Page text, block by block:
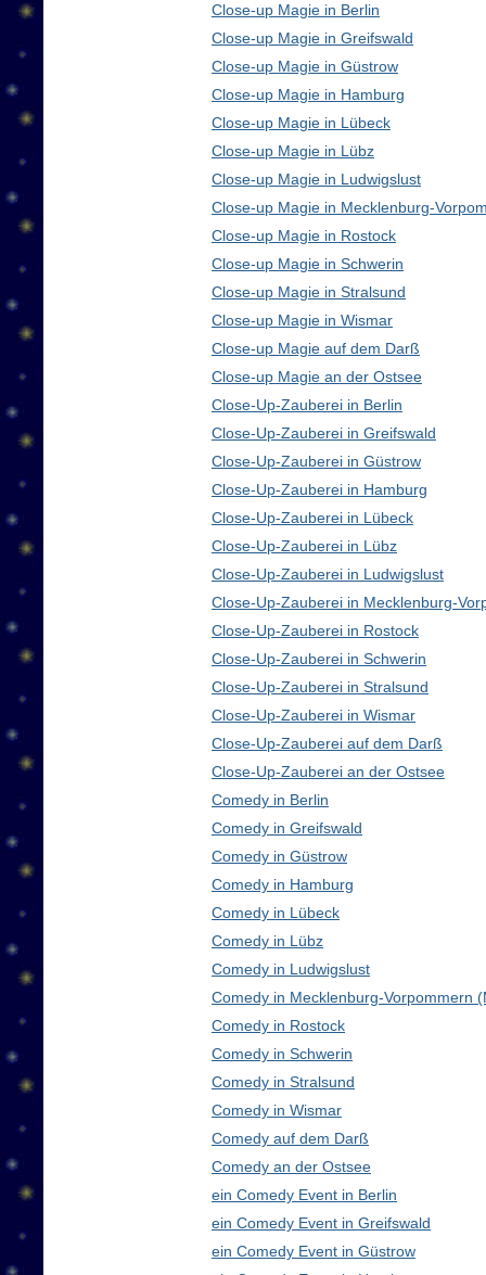
Close-up Magie in Berlin
Close-up Magie in Greifswald
Close-up Magie in Güstrow
Close-up Magie in Hamburg
Close-up Magie in Lübeck
Close-up Magie in Lübz
Close-up Magie in Ludwigslust
Close-up Magie in Mecklenburg-
Close-up Magie in Rostock
Close-up Magie in Schwerin
Close-up Magie in Stralsund
Close-up Magie in Wismar
Close-up Magie auf dem Darß
Close-up Magie an der Ostsee
Close-Up-Zauberei in Berlin
Close-Up-Zauberei in Greifswald
Close-Up-Zauberei in Güstrow
Close-Up-Zauberei in Hamburg
Close-Up-Zauberei in Lübeck
Close-Up-Zauberei in Lübz
Close-Up-Zauberei in Ludwigslust
Close-Up-Zauberei in Mecklenburg-
Close-Up-Zauberei in Rostock
Close-Up-Zauberei in Schwerin
Close-Up-Zauberei in Stralsund
Close-Up-Zauberei in Wismar
Close-Up-Zauberei auf dem Darß
Close-Up-Zauberei an der Ostsee
Comedy in Berlin
Comedy in Greifswald
Comedy in Güstrow
Comedy in Hamburg
Comedy in Lübeck
Comedy in Lübz
Comedy in Ludwigslust
Comedy in Mecklenburg-Vorpommern
Comedy in Rostock
Comedy in Schwerin
Comedy in Stralsund
Comedy in Wismar
Comedy auf dem Darß
Comedy an der Ostsee
ein Comedy Event in Berlin
ein Comedy Event in Greifswald
ein Comedy Event in Güstrow